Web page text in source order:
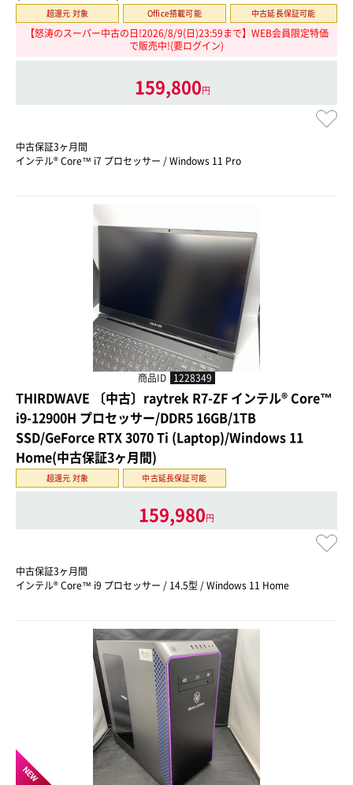
超還元 対象 Office搭載可能 中古延長保証可能
【怒涛のスーパー中古の日!2026/8/9(日)23:59まで】WEB会員限定特価
で販売中!(要ログイン)
159,800円
中古保証3ヶ月間
インテル® Core™ i7 プロセッサー / Windows 11 Pro
商品ID 1228349
THIRDWAVE 〔中古〕raytrek R7-ZF インテル® Core™
i9-12900H プロセッサー/DDR5 16GB/1TB
SSD/GeForce RTX 3070 Ti (Laptop)/Windows 11
Home(中古保証3ヶ月間)
超還元 対象 中古延長保証可能
159,980円
中古保証3ヶ月間
インテル® Core™ i9 プロセッサー / 14.5型 / Windows 11 Home
NEW